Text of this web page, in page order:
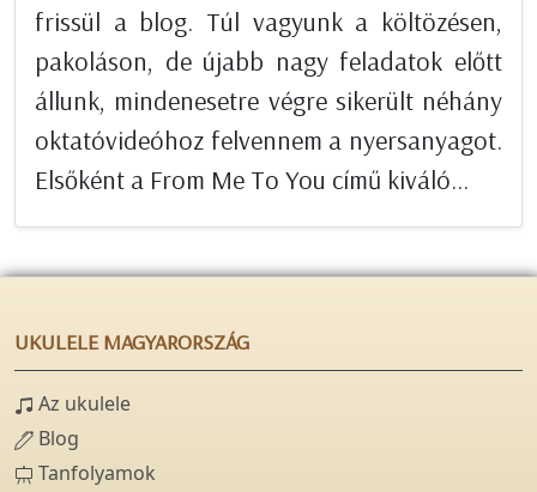
frissül a blog. Túl vagyunk a költözésen,
pakoláson, de újabb nagy feladatok előtt
állunk, mindenesetre végre sikerült néhány
oktatóvideóhoz felvennem a nyersanyagot.
Elsőként a From Me To You című kiváló...
UKULELE MAGYARORSZÁG
Az ukulele
Blog
Tanfolyamok